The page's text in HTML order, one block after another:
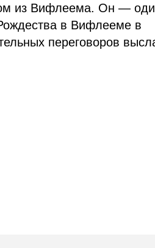
из Вифлеема. Он —
в Вифлееме в
переговоров